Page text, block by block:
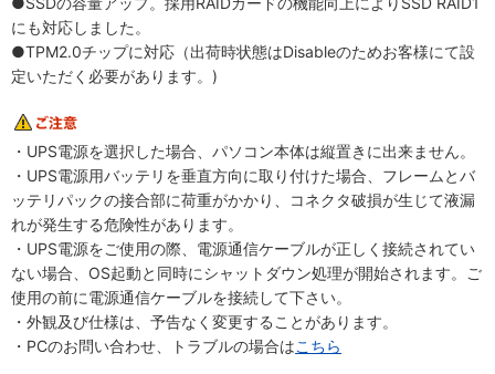
にも対応しました。
●TPM2.0チップに対応（出荷時状態はDisableのためお客様にて設
定いただく必要があります。)
・UPS電源を選択した場合、パソコン本体は縦置きに出来ません。
・UPS電源用バッテリを垂直方向に取り付けた場合、フレームとバ
ッテリパックの接合部に荷重がかかり、コネクタ破損が生じて液漏
れが発生する危険性があります。
・UPS電源をご使用の際、電源通信ケーブルが正しく接続されてい
ない場合、OS起動と同時にシャットダウン処理が開始されます。ご
使用の前に電源通信ケーブルを接続して下さい。
・外観及び仕様は、予告なく変更することがあります。
・PCのお問い合わせ、トラブルの場合はこちら